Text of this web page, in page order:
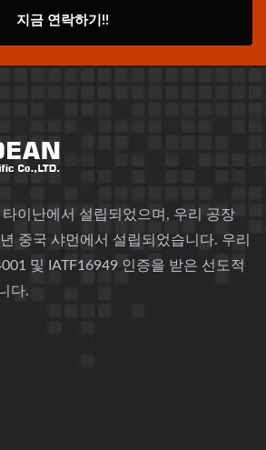
지금 연락하기!!
이난에서 설립되었으며, 우리 공장
중국 샤먼에서 설립되었습니다. 우리
및 IATF16949 인증을 받은 선도적
다.